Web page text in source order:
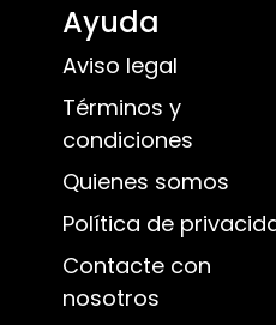
Ayuda
Aviso legal
Términos y
condiciones
Quienes somos
Política de
Contacte con
nosotros